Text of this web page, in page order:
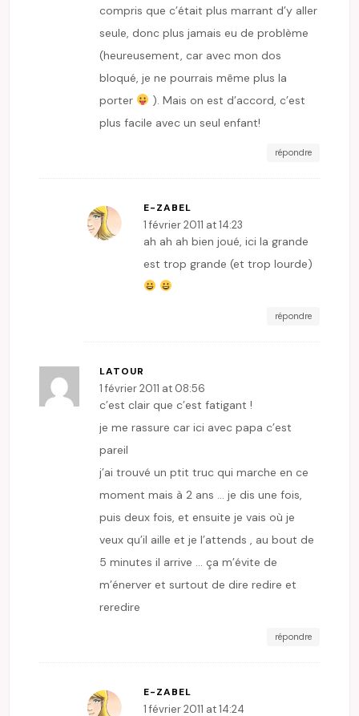
compris que c’était plus marrant d’y aller
seule, donc plus jamais eu de problème
(heureusement, car avec mon dos
bloqué, je ne pourrais même plus la
porter
). Mais on est d’accord, c’est
plus facile avec un seul enfant!
répondre
E-ZABEL
1 février 2011 at 14:23
ah ah ah bien joué, ici la grande
est trop grande (et trop lourde)
répondre
LATOUR
1 février 2011 at 08:56
c’est clair que c’est fatigant !
je me rassure car ici avec papa c’est
pareil
j’ai trouvé un ptit truc qui marche en ce
moment mais à 2 ans … je dis une fois,
puis deux fois, et ensuite je vais où je
veux qu’il aille et je l’attends , au bout de
5 minutes il arrive … ça m’évite de
m’énerver et surtout de dire redire et
reredire
répondre
E-ZABEL
1 février 2011 at 14:24